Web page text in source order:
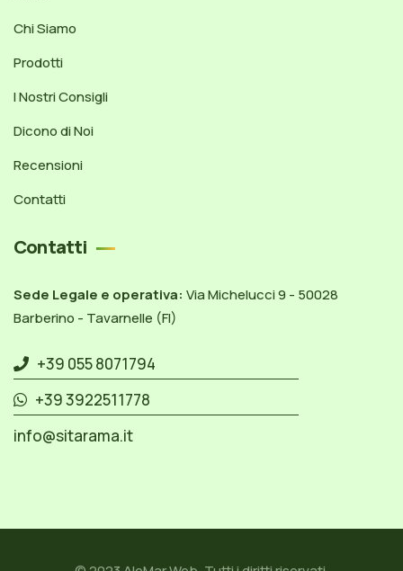
Chi Siamo
Prodotti
I Nostri Consigli
Dicono di Noi
Recensioni
Contatti
Contatti
Sede Legale e operativa: Via Michelucci 9 - 50028
Barberino - Tavarnelle (FI)
+39 055 8071794
+39 3922511778
info@sitarama.it